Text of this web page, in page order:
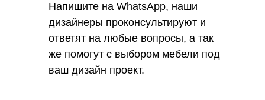
Напишите на WhatsApp, наши
дизайнеры проконсультируют и
ответят на любые вопросы, а так
же помогут с выбором мебели под
ваш дизайн проект.